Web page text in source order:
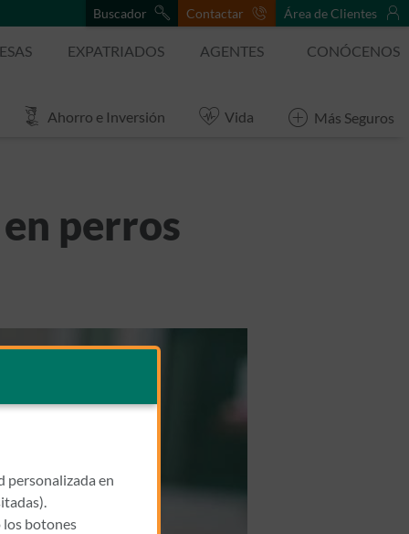
Buscador Contactar Área de Clientes
Ahorro e Inversión Vida Más Seguros
EXPATRIADOS AGENTES CONÓCENOS
perros
personalizada en
los botones